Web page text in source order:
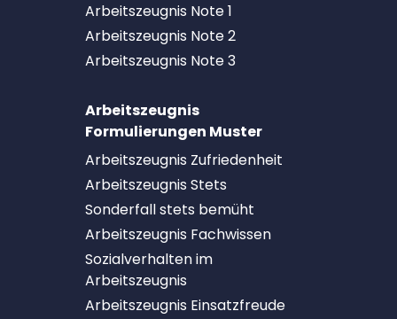
Arbeitszeugnis Note 1
Arbeitszeugnis Note 2
Arbeitszeugnis Note 3
Arbeitszeugnis
Formulierungen Muster
Arbeitszeugnis Zufriedenheit
Arbeitszeugnis Stets
Sonderfall stets bemüht
Arbeitszeugnis Fachwissen
Sozialverhalten im
Arbeitszeugnis
Arbeitszeugnis Einsatzfreude